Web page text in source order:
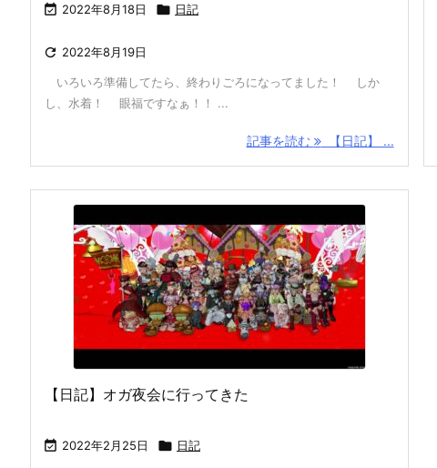
 2022年8月18日  日記
 2022年8月19日
いろいろ準備してたら、終わりごろになってました！ しか
し、水着！ 眼福ですなぁ！！ ...
記事を読む 【日記】 ...
【日記】オガ夜会に行ってきた
 2022年2月25日  日記